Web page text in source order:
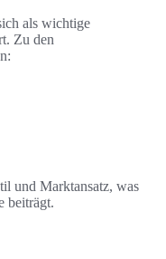
als wichtige
Zu den
und Marktansatz, was
beiträgt.